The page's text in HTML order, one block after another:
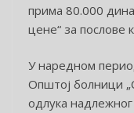
прима 80.000
цене“ за послове
У наредном
Општој болници
одлука